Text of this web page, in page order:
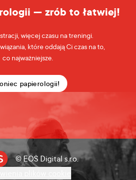
— zrób to łatwiej!
więcej czasu na treningi.
które oddają Ci czas na to,
co najważniejsze.
papierologii!
© EOS Digital s.r.o.